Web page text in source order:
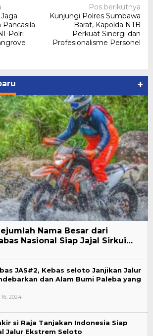
Polri
Pos berikutnya
Kunjungi Polres Sumbawa
Barat, Kapolda NTB
Perkuat Sinergi dan
Profesionalisme Personel
+
Nama Besar dari
Nasional Siap Jajal Sirkui…
JAS#2, Kebas seloto Janjikan Jalur
dan Alam Bumi Paleba yang
2024
si Raja Tanjakan Indonesia Siap
Jalur Ekstrem Seloto